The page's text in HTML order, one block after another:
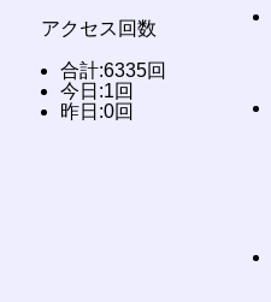
アクセス回数
合計:6335回
今日:1回
昨日:0回